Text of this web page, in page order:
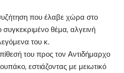
που έλαβε χώρα στο
συγκεκριμένο θέμα, αλγεινή
του κ.
του προς τον Αντιδήμαρχο
εστιάζοντας με μειωτικό